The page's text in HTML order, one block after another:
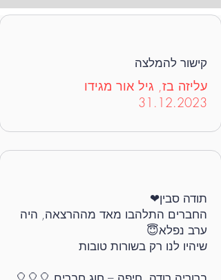
קישור להמלצה
עליזה בז, גיל אור מגידו
31.12.2023
תודה סבין❤
החברים התלהבו מאד מההרצאה, היה
ערב נפלא😇
שיהיו לנו רק בשורות טובות